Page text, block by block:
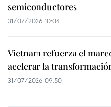
semiconductores
31/07/2026 10:04
Vietnam refuerza el
acelerar la
31/07/2026 09:50